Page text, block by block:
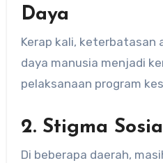
Daya
Kerap kali, keterbatasan
daya manusia menjadi
pelaksanaan program
2. Stigma
Di beberapa daerah,